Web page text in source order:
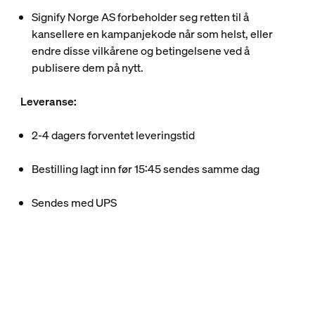
Signify Norge AS forbeholder seg retten til å
kansellere en kampanjekode når som helst, eller
endre disse vilkårene og betingelsene ved å
publisere dem på nytt.
​Leveranse:​
2-4 dagers forventet leveringstid​
Bestilling lagt inn før 15:45 sendes samme dag​
Sendes med UPS